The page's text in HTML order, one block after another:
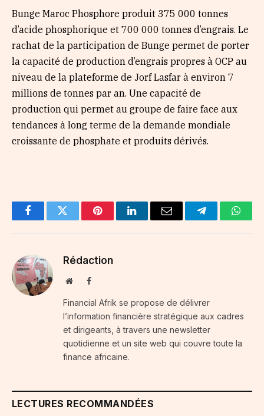
Bunge Maroc Phosphore produit 375 000 tonnes
d’acide phosphorique et 700 000 tonnes d’engrais. Le
rachat de la participation de Bunge permet de porter
la capacité de production d’engrais propres à OCP au
niveau de la plateforme de Jorf Lasfar à environ 7
millions de tonnes par an. Une capacité de
production qui permet au groupe de faire face aux
tendances à long terme de la demande mondiale
croissante de phosphate et produits dérivés.
FacebookTwitter PinterestLinkedInEmail Telegram
Rédaction
WebsiteFacebook
Financial Afrik se propose de délivrer
l’information financière stratégique aux cadres
et dirigeants, à travers une newsletter
quotidienne et un site web qui couvre toute la
finance africaine.
LECTURES RECOMMANDÉES